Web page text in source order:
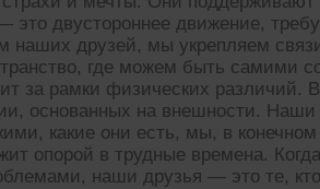
двустороннее движение,
друзей, мы укрепляем
где можем быть самими
за рамки физических различий.
основанных на внешности.
какие они есть, мы, в
опорой в трудные времена.
наши друзья — это те, кто